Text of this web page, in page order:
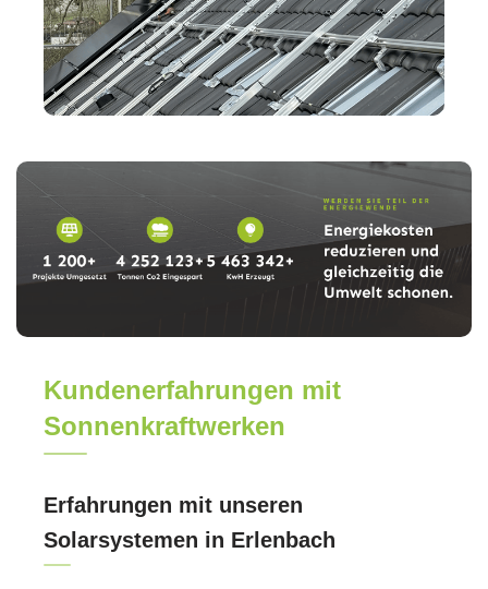
Kundenerfahrungen mit
Sonnenkraftwerken
Erfahrungen mit unseren
Solarsystemen in Erlenbach